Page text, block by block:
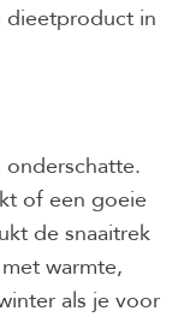
dieetproduct in
onderschatte.
of een goeie
de snaaitrek
warmte,
als je voor